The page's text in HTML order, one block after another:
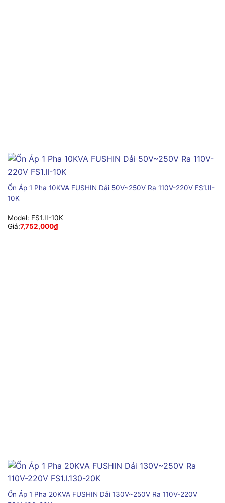
Ổn Áp 1 Pha 10KVA FUSHIN Dải 50V~250V Ra 110V-220V FS1.II-
10K
Model: FS1.II-10K
Giá:7,752,000₫
Ổn Áp 1 Pha 20KVA FUSHIN Dải 130V~250V Ra 110V-220V